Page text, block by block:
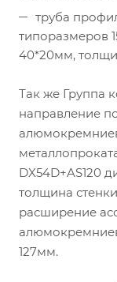
труба
типоразмеров
40*20мм,
Так же Группа
направление
DX54D+AS120
толщина
расширение
127мм.